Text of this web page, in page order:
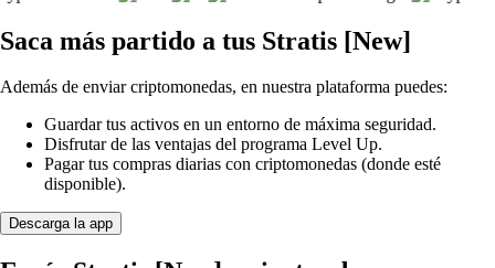
Saca más partido a tus Stratis [New]
Además de enviar criptomonedas, en nuestra plataforma puedes:
Guardar tus activos en un entorno de máxima seguridad.
Disfrutar de las ventajas del programa Level Up.
Pagar tus compras diarias con criptomonedas (donde esté
disponible).
Descarga la app